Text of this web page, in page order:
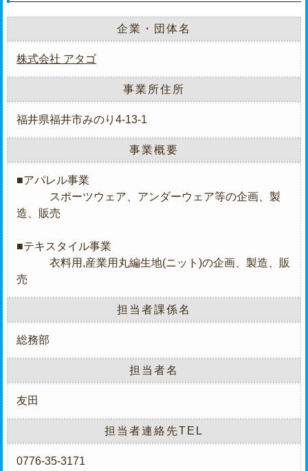
企業・団体名
株式会社 アタゴ
事業所住所
福井県福井市みのり4-13-1
事業概要
■アパレル事業
スポーツウェア、アンダーウェア等の企画、製
造、販売
■テキスタイル事業
衣料用,産業用丸編生地(ニット)の企画、製造、販
売
担当者課係名
総務部
担当者名
友田
担当者連絡先TEL
0776-35-3171